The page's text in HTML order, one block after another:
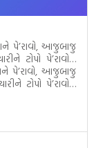
પે’રાવો, આજુબાજુ
ટોપો પે’રાવો…
પે’રાવો, આજુબાજુ
ટોપો પે’રાવો…
પે’રાવો, આજુબાજુ